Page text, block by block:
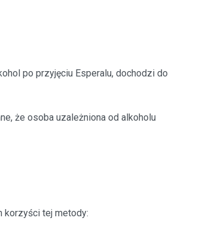
po przyjęciu Esperalu, dochodzi do
że osoba uzależniona od alkoholu
korzyści tej metody: